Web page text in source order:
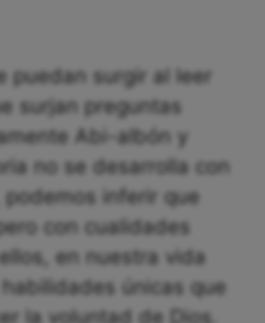
puedan surgir al leer
surjan preguntas
Abi-albón y
no se desarrolla con
inferir que
con cualidades
en nuestra vida
únicas que
la voluntad de Dios.